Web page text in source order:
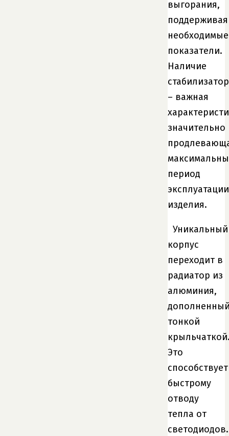
выгорания,
поддерживая
необходимые
показатели.
Наличие
– важная
значительно
период
эксплуатации
изделия.
Уникальный
корпус
переходит в
радиатор из
алюминия,
тонкой
Это
способствует
быстрому
отводу
тепла от
светодиодов.